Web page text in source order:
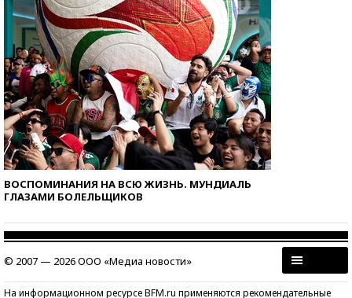
ВОСПОМИНАНИЯ НА ВСЮ ЖИЗНЬ. МУНДИАЛЬ
ГЛАЗАМИ БОЛЕЛЬЩИКОВ
© 2007 — 2026 ООО «Медиа новости»
На информационном ресурсе BFM.ru применяются рекомендательные